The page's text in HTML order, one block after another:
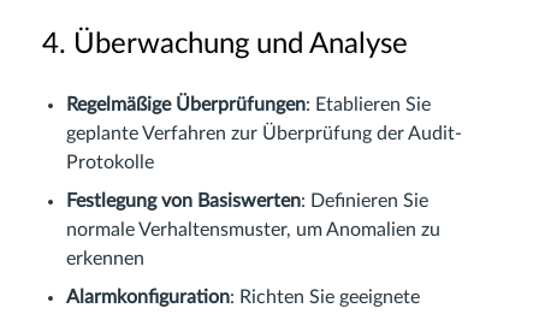
4. Überwachung und Analyse
Regelmäßige Überprüfungen: Etablieren Sie
geplante Verfahren zur Überprüfung der Audit-
Protokolle
Festlegung von Basiswerten: Definieren Sie
normale Verhaltensmuster, um Anomalien zu
erkennen
Alarmkonfiguration: Richten Sie geeignete